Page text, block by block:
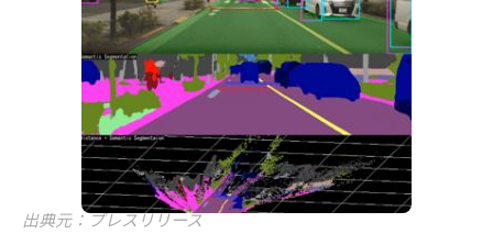
出典元：プレスリリース